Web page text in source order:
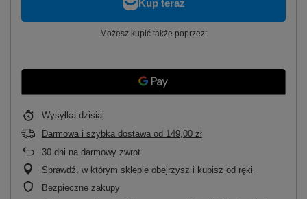
Możesz kupić także poprzez:
Wysyłka dzisiaj
Darmowa i szybka dostawa od 149,00 zł
30 dni na darmowy zwrot
Sprawdź, w którym sklepie obejrzysz i kupisz od ręki
Bezpieczne zakupy